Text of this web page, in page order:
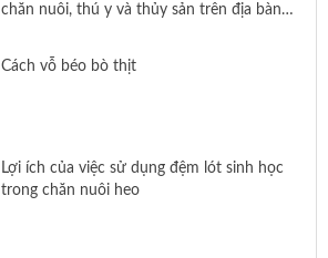
chăn nuôi, thú y và thủy sản trên địa bàn
Cách vỗ béo bò thịt
Lợi ích của việc sử dụng đệm lót sinh học
trong chăn nuôi heo